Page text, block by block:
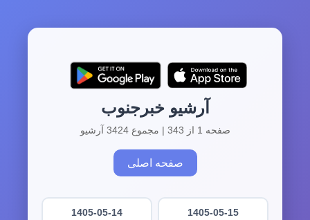
آرشیو خبرجنوب
صفحه 1 از 343 | مجموع 3424 آرشیو
صفحه اصلی
1405-05-15
1405-05-14